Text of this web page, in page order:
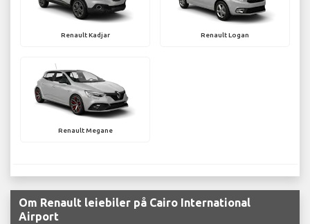
Renault Kadjar Renault Logan
Renault Megane
Om Renault leiebiler på Cairo International
Airport